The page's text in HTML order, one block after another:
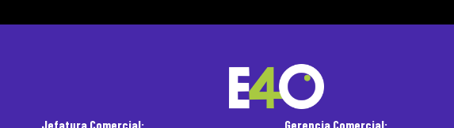
Jefatura Comercial: Gerencia Comercial: